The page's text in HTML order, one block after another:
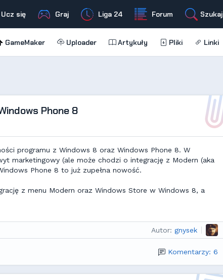
Ucz się Graj Liga 24 Forum Szukaj
GameMaker Uploader Artykuły Pliki Linki
Phone 8
programu z Windows 8 oraz Windows Phone 8. W
marketingowy (ale może chodzi o integrację z Modern (aka
Phone 8 to już zupełna nowość.
z menu Modern oraz Windows Store w Windows 8, a
Autor: gnysek
Komentarzy: 6